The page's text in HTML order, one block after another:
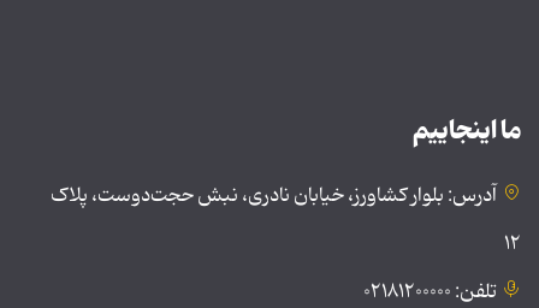
ما اینجاییم
آدرس: بلوار کشاورز، خیابان نادری، نبش حجت‌دوست، پلاک
۱۲
تلفن: ۰۲۱۸۱۲۰۰۰۰۰